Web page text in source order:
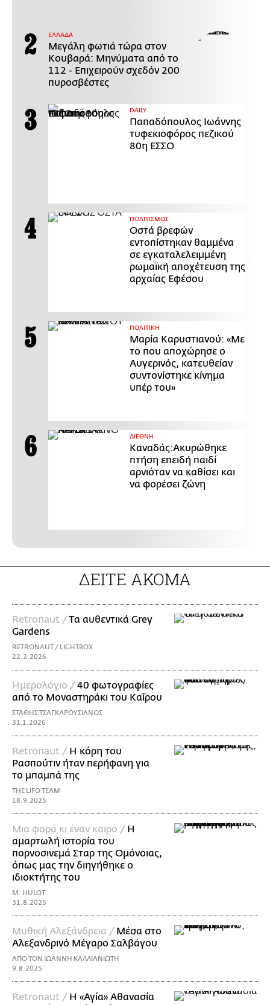
ΕΛΛΑΔΑ
Μεγάλη φωτιά τώρα στον
Κουβαρά: Μηνύματα από το
112 - Επιχειρούν σχεδόν 200
πυροσβέστες
DAILY
Παπαδόπουλος Ιωάννης
τυφεκιοφόρος πεζικού
80η ΕΣΣΟ
ΠΟΛΙΤΙΣΜΟΣ
Οστά βρεφών
εντοπίστηκαν θαμμένα
σε εγκαταλελειμμένη
ρωμαϊκή αποχέτευση της
αρχαίας Εφέσου
ΠΟΛΙΤΙΚΗ
Μαρία Καρυστιανού: «Με
το που αποχώρησε ο
Αυγερινός, κατευθείαν
συντονίστηκε κίνημα
υπέρ του»
ΔΙΕΘΝΗ
Καναδάς:Ακυρώθηκε
πτήση επειδή παιδί
αρνιόταν να καθίσει και
να φορέσει ζώνη
ΔΕΙΤΕ ΑΚΟΜΑ
Retronaut /Tα αυθεντικά Grey
Gardens
RETRONAUT / LIGHTBOX
22.2.2026
Ημερολόγιο /40 φωτογραφίες
από το Μοναστηράκι του Καΐρου
ΣΤΑΘΗΣ ΤΣΑΓΚΑΡΟΥΣΙΑΝΟΣ
31.1.2026
Retronaut / Η κόρη του
Ρασπούτιν ήταν περήφανη για
το μπαμπά της
THE LIFO TEAM
18.9.2025
Μια φορά κι έναν καιρό / H
αμαρτωλή ιστορία του
πορνοσινεμά Σταρ της Ομόνοιας,
όπως μας την διηγήθηκε ο
ιδιοκτήτης του
M. HULOT
31.8.2025
Μυθική Αλεξάνδρεια / Μέσα στο
Αλεξανδρινό Μέγαρο Σαλβάγου
ΑΠΟ ΤΟΝ ΙΩΑΝΝΗ ΚΑΛΛΙΑΝΙΩΤΗ
9.8.2025
Retronaut / H «Αγία» Αθανασία